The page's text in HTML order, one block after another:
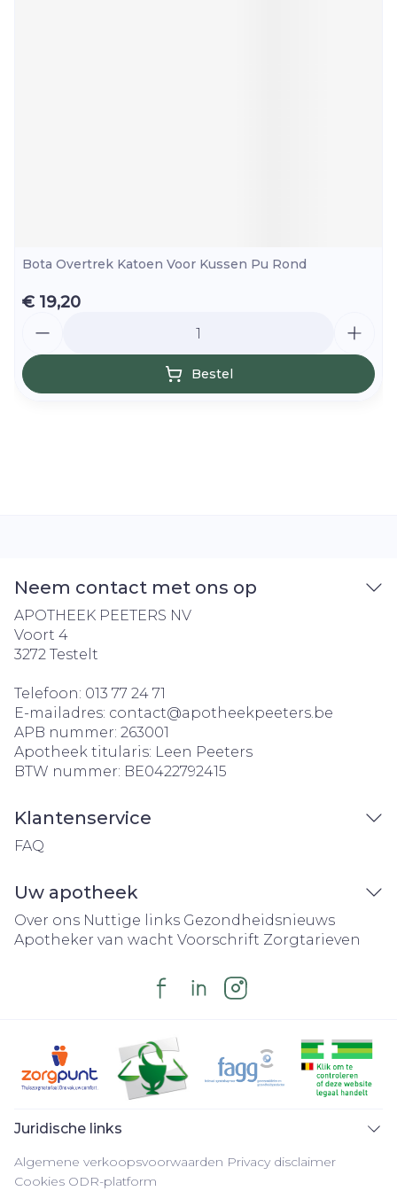
Bota Overtrek Katoen Voor Kussen Pu Rond
€ 19,20
Bestel
Neem contact met ons op
APOTHEEK PEETERS NV
Voort 4
3272 Testelt
Telefoon: 013 77 24 71
E-mailadres: contact@apotheekpeeters.be
APB nummer: 263001
Apotheek titularis: Leen Peeters
BTW nummer: BE0422792415
Klantenservice
FAQ
Uw apotheek
Over ons Nuttige links Gezondheidsnieuws
Apotheker van wacht Voorschrift Zorgtarieven
Juridische links
Algemene verkoopsvoorwaarden Privacy disclaimer
Cookies ODR-platform